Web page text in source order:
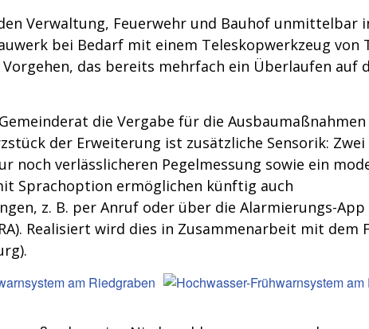
Verwaltung, Feuerwehr und Bauhof unmittelbar
bei Bedarf mit einem Teleskopwerkzeug von
das bereits mehrfach ein Überlaufen auf
die Vergabe für die Ausbau­maßnahmen
der Erweiterung ist zusätzliche Sensorik: Zwei
noch verlässlicheren Pegelmessung sowie ein
Sprachoption ermöglichen künftig auch
z. B. per Anruf oder über die Alarmierungs-
Realisiert wird dies in Zusammenarbeit mit dem